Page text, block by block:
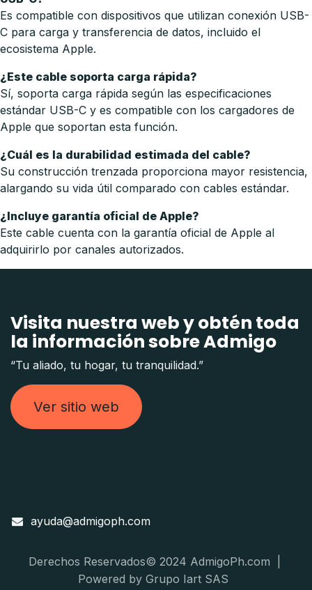
Es compatible con dispositivos que utilizan conexión USB-
C para carga y transferencia de datos, incluido el
ecosistema Apple.
¿Este cable soporta carga rápida?
Sí, soporta carga rápida según las especificaciones
estándar USB-C y es compatible con los cargadores de
Apple que soportan esta función.
¿Cuál es la durabilidad estimada del cable?
Su construcción trenzada proporciona mayor resistencia,
alargando su vida útil comparado con cables estándar.
¿Incluye garantía oficial de Apple?
Este cable cuenta con la garantía oficial de Apple al
adquirirlo por canales autorizados.
Visita nuestra web y obtén toda
la información sobre Admigo
“Tu aliado, tu hogar, tu tranquilidad.”
Ver sitio web
ayuda@admigoph.com
Derechos Reservados© 2024 AdmigoPh.com |
Powered by Grupo Iart SAS